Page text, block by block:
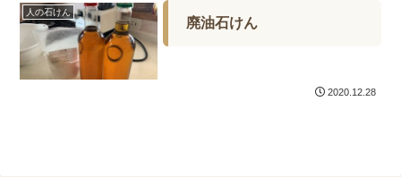
人の石けん
廃油石けん
2020.12.28